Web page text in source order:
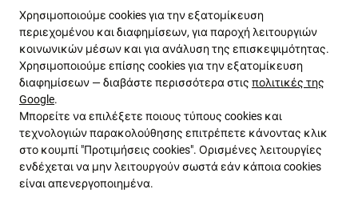
Πράσινος δρόμος
Βελτιώνουμε συνεχώς το αποτύπωμα άνθρακα για να
Χρησιμοποιούμε cookies για την εξατομίκευση
περιεχομένου και διαφημίσεων, για παροχή λειτουργιών
κοινωνικών μέσων και για ανάλυση της επισκεψιμότητας.
Χρησιμοποιούμε επίσης cookies για την εξατομίκευση
διαφημίσεων — διαβάστε περισσότερα στις πολιτικές της
Google.
Μπορείτε να επιλέξετε ποιους τύπους cookies και
τεχνολογιών παρακολούθησης επιτρέπετε κάνοντας κλικ
στο κουμπί "Προτιμήσεις cookies". Ορισμένες λειτουργίες
ενδέχεται να μην λειτουργούν σωστά εάν κάποια cookies
είναι απενεργοποιημένα.